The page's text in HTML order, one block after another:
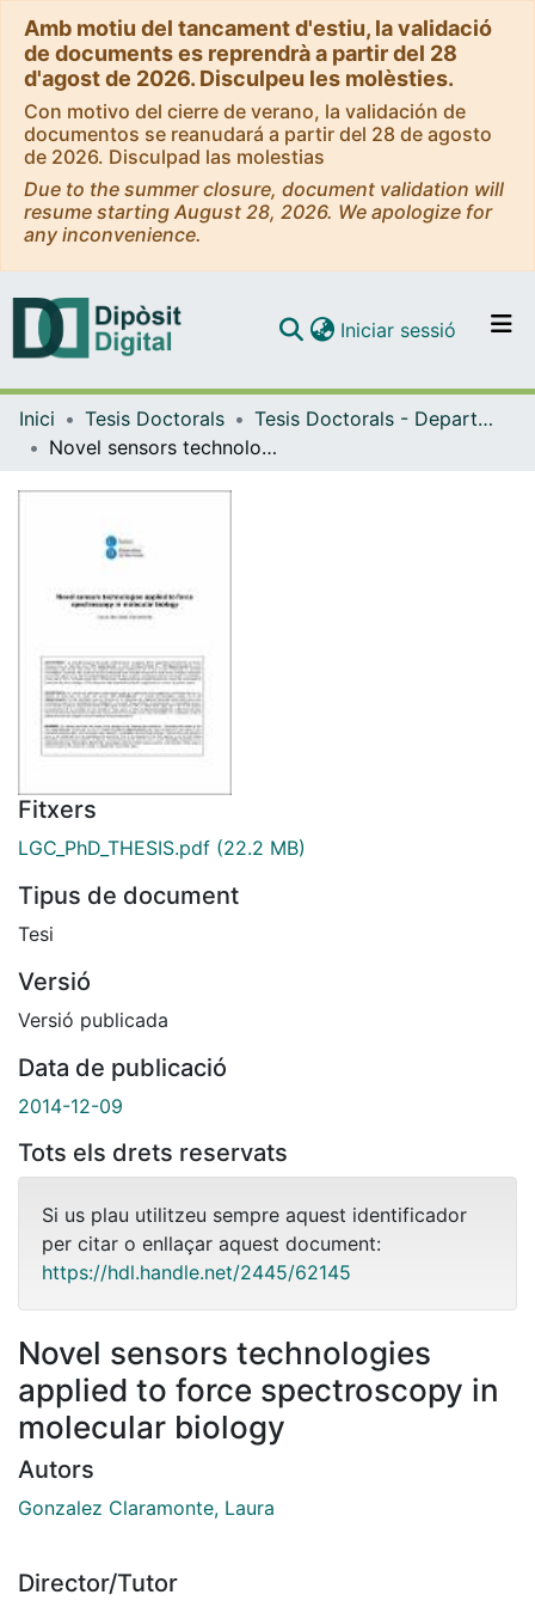
Amb motiu del tancament d'estiu, la validació
de documents es reprendrà a partir del 28
d'agost de 2026. Disculpeu les molèsties.
Con motivo del cierre de verano, la validación de
documentos se reanudará a partir del 28 de agosto
de 2026. Disculpad las molestias
Due to the summer closure, document validation will
resume starting August 28, 2026. We apologize for
any inconvenience.
Navega per tot el DD
Iniciar sessió (current)
Inici Tesis Doctorals
Tesis Doctorals - Departament - Electrònica
Novel sensors technologies applied to force spectroscopy in molecular biology
Fitxers
LGC_PhD_THESIS.pdf (22.2 MB)
Tipus de document
Tesi
Versió
Versió publicada
Data de publicació
2014-12-09
Tots els drets reservats
Si us plau utilitzeu sempre aquest identificador
per citar o enllaçar aquest document:
https://hdl.handle.net/2445/62145
Novel sensors technologies
applied to force spectroscopy in
molecular biology
Autors
Gonzalez Claramonte, Laura
Director/Tutor